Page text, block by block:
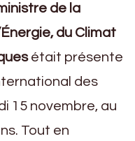
de la
du Climat
était présente
des
15 novembre, au
Tout en